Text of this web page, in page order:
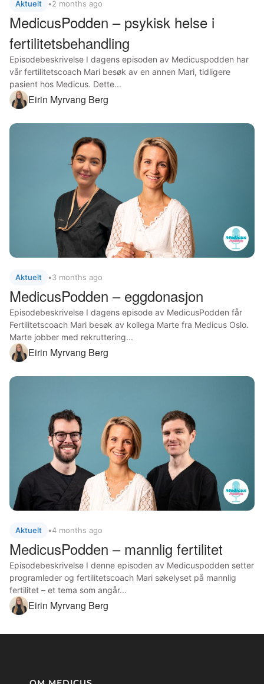
Aktuelt •2 months ago
MedicusPodden – psykisk helse i
fertilitetsbehandling
Episodebeskrivelse I dagens episoden av Medicuspodden har
vår fertilitetscoach Mari besøk av en annen Mari, tidligere
pasient hos Medicus. Dette...
Eirin Myrvang Berg
Aktuelt •3 months ago
MedicusPodden – eggdonasjon
Episodebeskrivelse I dagens episode av MedicusPodden får
Fertilitetscoach Mari besøk av kollega Marte fra Medicus Oslo.
Marte jobber med rekruttering...
Eirin Myrvang Berg
Aktuelt •4 months ago
MedicusPodden – mannlig fertilitet
Episodebeskrivelse I denne episoden av Medicuspodden setter
programleder og fertilitetscoach Mari søkelyset på mannlig
fertilitet – et tema som angår...
Eirin Myrvang Berg